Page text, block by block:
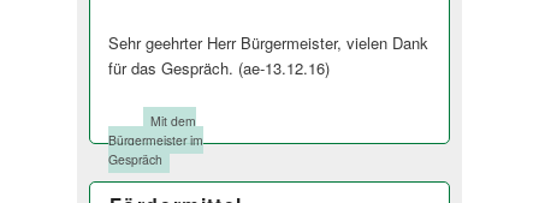
Sehr geehrter Herr Bürgermeister, vielen Dank
für das Gespräch. (ae-13.12.16)
Mit dem
Bürgermeister im
Gespräch